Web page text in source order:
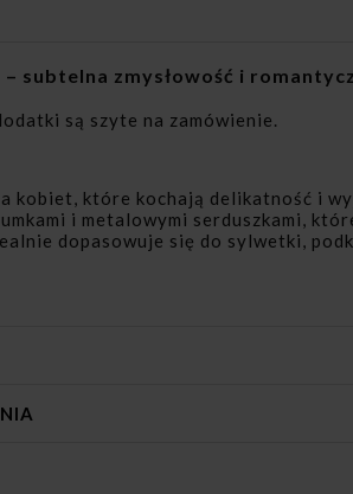
subtelna zmysłowość i
są szyte na zamówienie.
kobiet, które kochają delikatność i
i metalowymi serduszkami,
dopasowuje się do sylwetki,